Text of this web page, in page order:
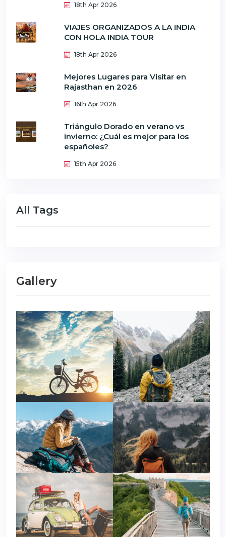
18th Apr 2026
VIAJES ORGANIZADOS A LA INDIA
CON HOLA INDIA TOUR
18th Apr 2026
Mejores Lugares para Visitar en
Rajasthan en 2026
16th Apr 2026
Triángulo Dorado en verano vs
invierno: ¿Cuál es mejor para los
españoles?
15th Apr 2026
All Tags
Gallery